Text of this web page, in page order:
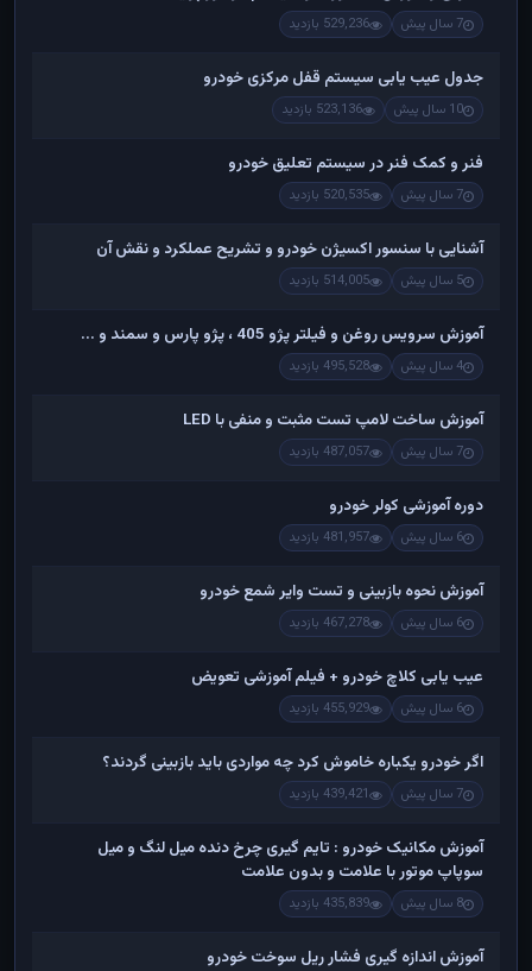
7 سال پیش 529,236 بازدید
جدول عیب یابی سیستم قفل مرکزی خودرو
10 سال پیش 523,136 بازدید
فنر و کمک فنر در سیستم تعلیق خودرو
7 سال پیش 520,535 بازدید
آشنایی با سنسور اکسیژن خودرو و تشریح عملکرد و نقش آن
5 سال پیش 514,005 بازدید
آموزش سرویس روغن و فیلتر پژو 405 ، پژو پارس و سمند و ...
4 سال پیش 495,528 بازدید
آموزش ساخت لامپ تست مثبت و منفی با LED
7 سال پیش 487,057 بازدید
دوره آموزشی کولر خودرو
6 سال پیش 481,957 بازدید
آموزش نحوه بازبینی و تست وایر شمع خودرو
6 سال پیش 467,278 بازدید
عیب یابی کلاچ خودرو + فیلم آموزشی تعویض
6 سال پیش 455,929 بازدید
اگر خودرو یکباره خاموش کرد چه مواردی باید بازبینی گردند؟
7 سال پیش 439,421 بازدید
آموزش مکانیک خودرو : تایم گیری چرخ دنده میل لنگ و میل
سوپاپ موتور با علامت و بدون علامت
8 سال پیش 435,839 بازدید
آموزش اندازه گیری فشار ریل سوخت خودرو